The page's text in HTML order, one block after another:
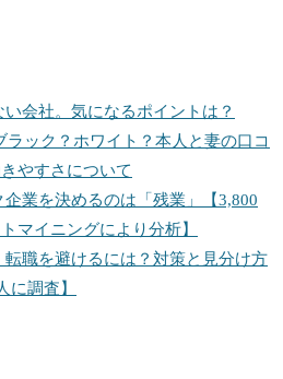
会社。気になるポイントは？
ラック？ホワイト？本人と妻の口コ
やすさについて
業を決めるのは「残業」【3,800
マイニングにより分析】
職を避けるには？対策と見分け方
に調査】